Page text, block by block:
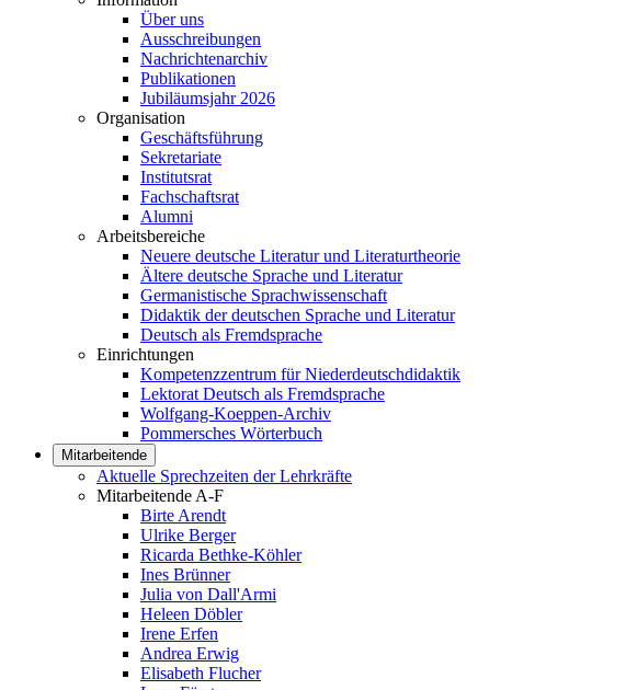
Über uns
Ausschreibungen
Nachrichtenarchiv
Publikationen
Jubiläumsjahr 2026
Organisation
Geschäftsführung
Sekretariate
Institutsrat
Fachschaftsrat
Alumni
Arbeitsbereiche
Neuere deutsche Literatur und Literaturtheorie
Ältere deutsche Sprache und Literatur
Germanistische Sprachwissenschaft
Didaktik der deutschen Sprache und Literatur
Deutsch als Fremdsprache
Einrichtungen
Kompetenzzentrum für Niederdeutschdidaktik
Lektorat Deutsch als Fremdsprache
Wolfgang-Koeppen-Archiv
Pommersches Wörterbuch
Mitarbeitende
Aktuelle Sprechzeiten der Lehrkräfte
Mitarbeitende A-F
Birte Arendt
Ulrike Berger
Ricarda Bethke-Köhler
Ines Brünner
Julia von Dall'Armi
Heleen Döbler
Irene Erfen
Andrea Erwig
Elisabeth Flucher